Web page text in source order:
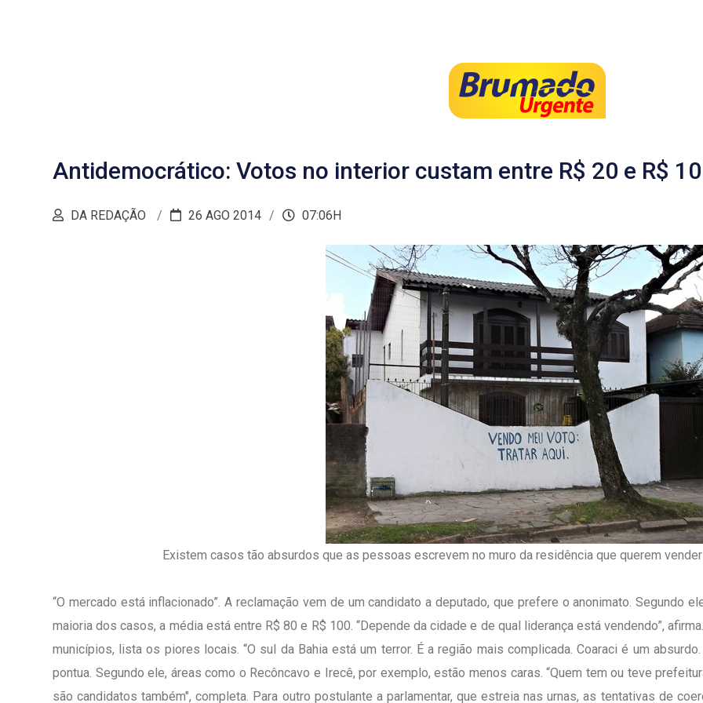
Antidemocrático: Votos no interior custam entre R$ 20 e R$
DA REDAÇÃO 26 AGO 2014 07:06H
Existem casos tão absurdos que as pessoas escrevem no muro da residência que querem
“O mercado está inflacionado”. A reclamação vem de um candidato a deputado, que prefere o anonimato. Segundo
maioria dos casos, a média está entre R$ 80 e R$ 100. “Depende da cidade e de qual liderança está vendendo”,
municípios, lista os piores locais. “O sul da Bahia está um terror. É a região mais complicada. Coaraci é um
pontua. Segundo ele, áreas como o Recôncavo e Irecê, por exemplo, estão menos caras. “Quem tem ou teve
são candidatos também", completa. Para outro postulante a parlamentar, que estreia nas urnas, as tentativas de